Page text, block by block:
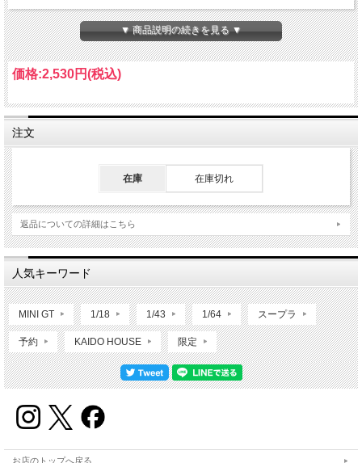
▼ 商品説明の続きを見る ▼
価格:2,530円(税込)
注文
在庫 在庫切れ
返品についての詳細はこちら
人気キーワード
MINI GT 1/18 1/43 1/64 スープラ
予約 KAIDO HOUSE 限定
お店のトップへ戻る